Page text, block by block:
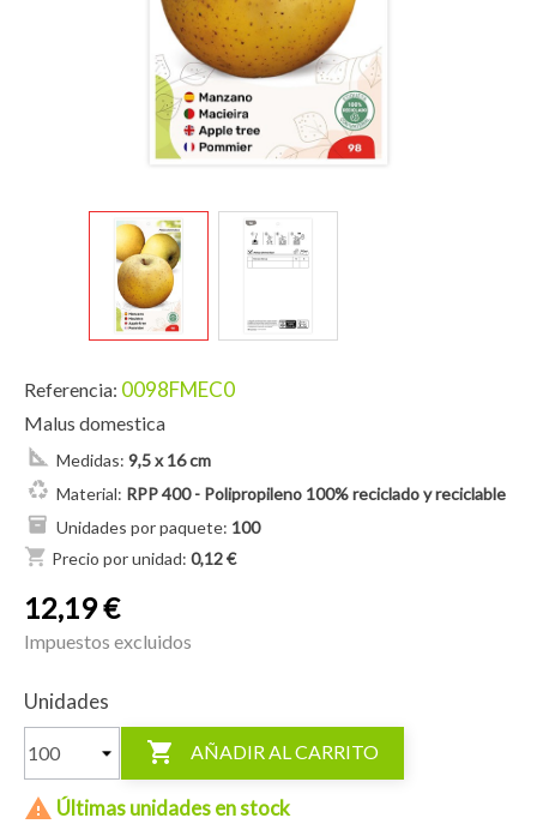
Referencia: 0098FMEC0
Malus domestica
Medidas: 9,5 x 16 cm
Material: RPP 400 - Polipropileno 100% reciclado y reciclable
Unidades por paquete: 100
shopping_cart Precio por unidad: 0,12 €
12,19 €
Impuestos excluidos
Unidades
 AÑADIR AL CARRITO
 Últimas unidades en stock